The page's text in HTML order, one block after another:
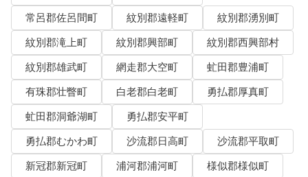
常呂郡佐呂間町
紋別郡遠軽町
紋別郡湧別町
紋別郡滝上町
紋別郡興部町
紋別郡西興部村
紋別郡雄武町
網走郡大空町
虻田郡豊浦町
有珠郡壮瞥町
白老郡白老町
勇払郡厚真町
虻田郡洞爺湖町
勇払郡安平町
勇払郡むかわ町
沙流郡日高町
沙流郡平取町
新冠郡新冠町
浦河郡浦河町
様似郡様似町